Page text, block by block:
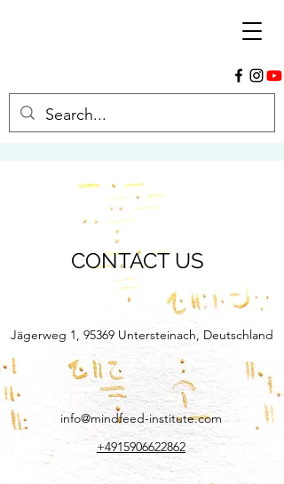
CONTACT US
Jägerweg 1, 95369 Untersteinach, Deutschland
info@mindfeed-institute.com
+4915906622862